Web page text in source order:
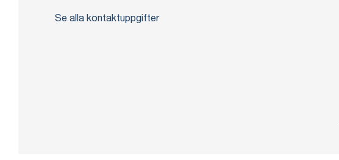
Se alla kontaktuppgifter